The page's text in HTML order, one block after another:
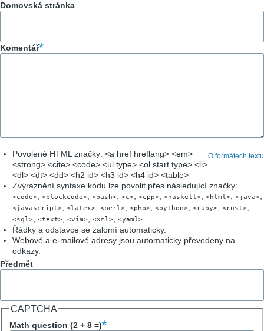
Domovská stránka
Komentář
O formátech textu
Povolené HTML značky: <a href hreflang> <em>
<strong> <cite> <code> <ul type> <ol start type> <li>
<dl> <dt> <dd> <h2 id> <h3 id> <h4 id> <table>
Zvýraznění syntaxe kódu lze povolit přes následující značky:
<code> <blockcode> <bash> <c> <cpp> <haskell> <html> <java>
<javascript> <latex> <perl> <php> <python> <ruby> <rust>
<sql> <text> <vim> <xml> <yaml>
Řádky a odstavce se zalomí automaticky.
Webové a e-mailové adresy jsou automaticky převedeny na
odkazy.
Předmět
CAPTCHA
Math question (2 + 8 =)